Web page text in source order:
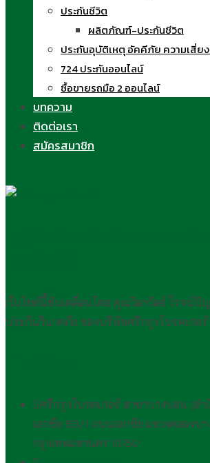
ประกันชีวิต
ผลิตภัณฑ์-ประกันชีวิต
ประกันอุบัติเหตุ อัคคีภัย ความเสี่ย
724 ประกันออนไลน์
ซื้อขายรถมือ 2 ออนไลน์
บทความ
ติดต่อเรา
สมัครสมาชิก
เว็บไซต์นี้ขับเคลื่อนโดย คุณวิลาวัลย์ โรจน์
ประกันวินาศภัย ของบริษัทศรีกรุงโบรคเกอร์
ศรีกรุงโบรคเกอร์ สาขาบางบอน (ส
เอกชัย 83/1 ถนนเอกชัย แขวงคลองบ
กรุงเทพมหานคร 10150